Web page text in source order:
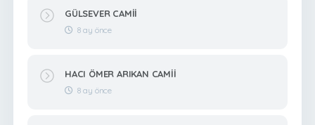
GÜLSEVER CAMİİ
8 ay önce
HACI ÖMER ARIKAN CAMİİ
8 ay önce